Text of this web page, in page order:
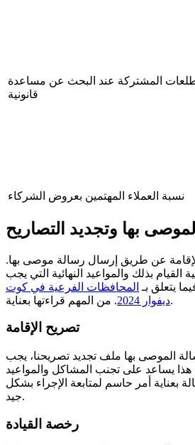
المشتركة عند البحث عن مساعدة
قانونية
نسبة العملاء المهتمين بعروض الشركاء
بها وتجديد التصاريح
عن طريق إرسال رسالة موصى بها.
القيام بذلك والمواعيد النهائية التي يجب
يتعلق بـ المحافظات الفرعية في كوت
ديفوار 2024. من المهم قراءتها بعناية.
تصريح الإقامة
الموصى بها ملف تجديد تصريحنا، يجب
يساعد على تجنب المشاكل والمواعيد
بعناية أمر حاسم لمتابعة الإجراء بشكل
جيد.
رخصة القيادة